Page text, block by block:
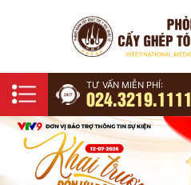
TƯ VẤN MIỄN PHÍ:
024.3219.1111